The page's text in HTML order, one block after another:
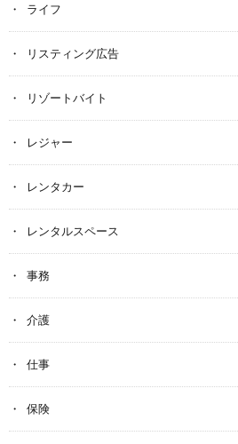
ライフ
リスティング広告
リゾートバイト
レジャー
レンタカー
レンタルスペース
事務
介護
仕事
保険